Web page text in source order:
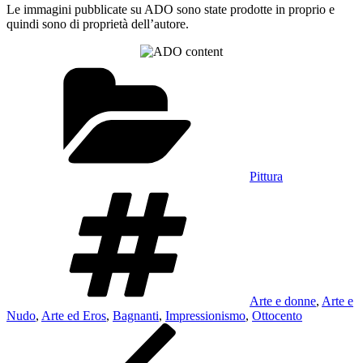
Le immagini pubblicate su ADO sono state prodotte in proprio e
quindi sono di proprietà dell’autore.
Pittura
Arte e donne, Arte e
Nudo, Arte ed Eros, Bagnanti, Impressionismo, Ottocento